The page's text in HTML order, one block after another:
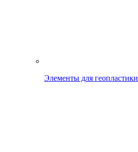
Элементы для геопластики